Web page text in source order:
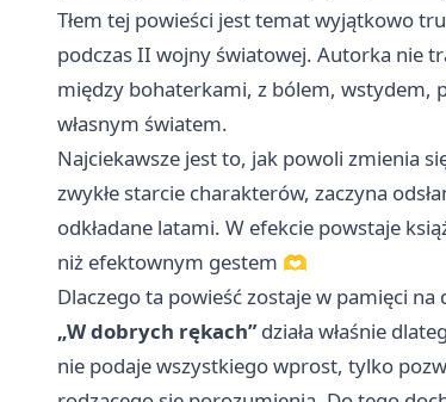
Tłem tej powieści jest temat wyjątkowo
podczas II wojny światowej. Autorka nie
między bohaterkami, z bólem, wstydem,
własnym światem.
Najciekawsze jest to, jak powoli zmienia
zwykłe starcie charakterów, zaczyna
odkładane latami. W efekcie powstaje
niż efektownym gestem 🫶
Dlaczego ta powieść zostaje w pamięci na
„W dobrych rękach”działa właśnie
nie podaje wszystkiego wprost, tylko